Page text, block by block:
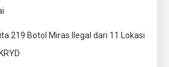
219 Botol Miras Ilegal dari 11 Lokasi